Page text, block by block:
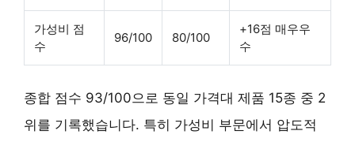
가성비 점
수
96/100 80/100
+16점 매우우
수
종합 점수 93/100으로 동일 가격대 제품 15종 중 2
위를 기록했습니다. 특히 가성비 부문에서 압도적